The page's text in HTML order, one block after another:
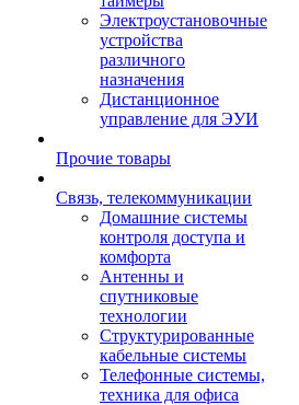
Электроустановочные
устройства
различного
назначения
Дистанционное
управление для ЭУИ
Прочие товары
Связь, телекоммуникации
Домашние системы
контроля доступа и
комфорта
Антенны и
спутниковые
технологии
Структурированные
кабельные системы
Телефонные системы,
техника для офиса